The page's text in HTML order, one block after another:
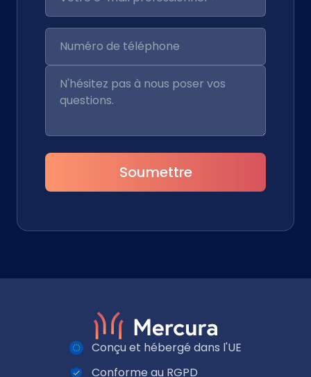
Soumettre
Conçu et hébergé dans l'UE
Conforme au RGPD